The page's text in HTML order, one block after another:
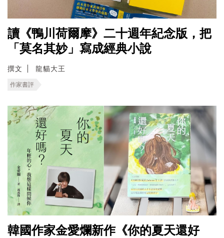
讀《鴨川荷爾摩》二十週年紀念版，把
「莫名其妙」寫成經典小說
撰文 龍貓大王
作家書評
韓國作家金愛爛新作《你的夏天還好